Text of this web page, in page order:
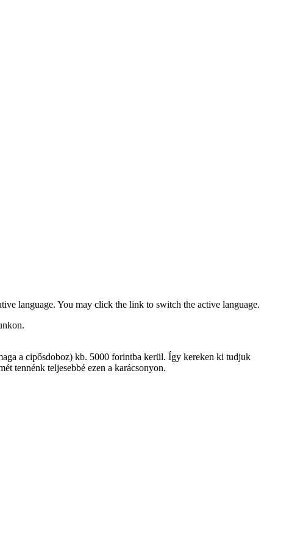
language. You may click the link to switch the active language.
a cipősdoboz) kb. 5000 forintba kerül. Így kereken ki tudjuk
tennénk teljesebbé ezen a karácsonyon.